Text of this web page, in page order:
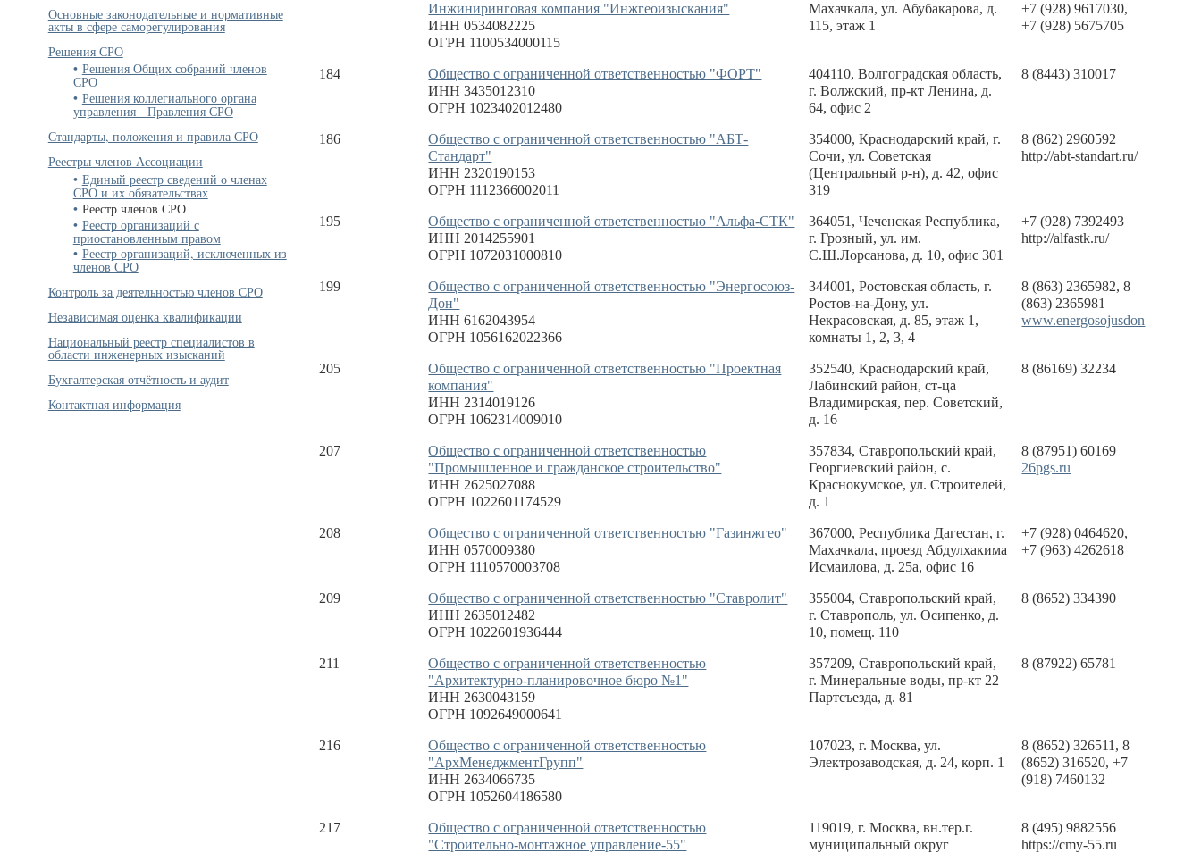
Основные законодательные и нормативные
акты в сфере саморегулирования
Решения СРО
Решения Общих собраний членов
СРО
Решения коллегиального органа
управления - Правления СРО
Стандарты, положения и правила СРО
Реестры членов Ассоциации
Единый реестр сведений о членах
СРО и их обязательствах
Реестр членов СРО
Реестр организаций с
приостановленным правом
Реестр организаций, исключенных из
членов СРО
Контроль за деятельностью членов СРО
Независимая оценка квалификации
Национальный реестр специалистов в
области инженерных изысканий
Бухгалтерская отчётность и аудит
Контактная информация
Инжиниринговая компания "Инжгеоизыскания"
ИНН 0534082225
ОГРН 1100534000115
Махачкала, ул. Абубакарова, д.
115, этаж 1
+7 (928) 9617030,
+7 (928) 5675705
184
Общество с ограниченной ответственностью "ФОРТ"
ИНН 3435012310
ОГРН 1023402012480
404110, Волгоградская область,
г. Волжский, пр-кт Ленина, д.
64, офис 2
8 (8443) 310017
186
Общество с ограниченной ответственностью "АБТ-
Стандарт"
ИНН 2320190153
ОГРН 1112366002011
354000, Краснодарский край, г.
Сочи, ул. Советская
(Центральный р-н), д. 42, офис
319
8 (862) 2960592
http://abt-standart.ru/
195
Общество с ограниченной ответственностью "Альфа-СТК"
ИНН 2014255901
ОГРН 1072031000810
364051, Чеченская Республика,
г. Грозный, ул. им.
С.Ш.Лорсанова, д. 10, офис 301
+7 (928) 7392493
http://alfastk.ru/
199
Общество с ограниченной ответственностью "Энергосоюз-
Дон"
ИНН 6162043954
ОГРН 1056162022366
344001, Ростовская область, г.
Ростов-на-Дону, ул.
Некрасовская, д. 85, этаж 1,
комнаты 1, 2, 3, 4
8 (863) 2365982, 8
(863) 2365981
www.energosojusdon
205
Общество с ограниченной ответственностью "Проектная
компания"
ИНН 2314019126
ОГРН 1062314009010
352540, Краснодарский край,
Лабинский район, ст-ца
Владимирская, пер. Советский,
д. 16
8 (86169) 32234
207
Общество с ограниченной ответственностью
"Промышленное и гражданское строительство"
ИНН 2625027088
ОГРН 1022601174529
357834, Ставропольский край,
Георгиевский район, с.
Краснокумское, ул. Строителей,
д. 1
8 (87951) 60169
26pgs.ru
208
Общество с ограниченной ответственностью "Газинжгео"
ИНН 0570009380
ОГРН 1110570003708
367000, Республика Дагестан, г.
Махачкала, проезд Абдулхакима
Исмаилова, д. 25а, офис 16
+7 (928) 0464620,
+7 (963) 4262618
209
Общество с ограниченной ответственностью "Ставролит"
ИНН 2635012482
ОГРН 1022601936444
355004, Ставропольский край,
г. Ставрополь, ул. Осипенко, д.
10, помещ. 110
8 (8652) 334390
211
Общество с ограниченной ответственностью
"Архитектурно-планировочное бюро №1"
ИНН 2630043159
ОГРН 1092649000641
357209, Ставропольский край,
г. Минеральные воды, пр-кт 22
Партсъезда, д. 81
8 (87922) 65781
216
Общество с ограниченной ответственностью
"АрхМенеджментГрупп"
ИНН 2634066735
ОГРН 1052604186580
107023, г. Москва, ул.
Электрозаводская, д. 24, корп. 1
8 (8652) 326511, 8
(8652) 316520, +7
(918) 7460132
217
Общество с ограниченной ответственностью
"Строительно-монтажное управление-55"
119019, г. Москва, вн.тер.г.
муниципальный округ
8 (495) 9882556
https://cmy-55.ru